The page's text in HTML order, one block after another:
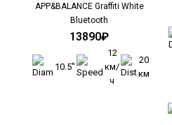
APP&BALANCE Graffiti White
Bluetooth
13890₽
10.5"
12
км/
ч
20
км